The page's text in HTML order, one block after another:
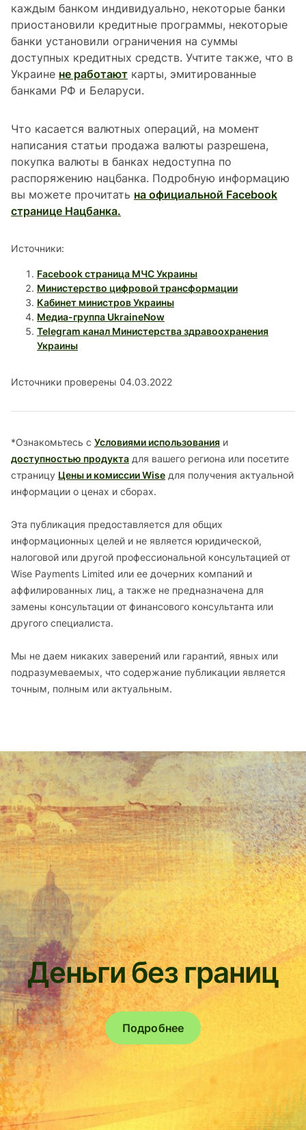
каждым банком индивидуально, некоторые банки
приостановили кредитные программы, некоторые
банки установили ограничения на суммы
доступных кредитных средств. Учтите также, что в
Украине не работают карты, эмитированные
банками РФ и Беларуси.
Что касается валютных операций, на момент
написания статьи продажа валюты разрешена,
покупка валюты в банках недоступна по
распоряжению нацбанка. Подробную информацию
вы можете прочитать на официальной Facebook
странице Нацбанка.
Источники:
Facebook страница МЧС Украины
Министерство цифровой трансформации
Кабинет министров Украины
Медиа-группа UkraineNow
Telegram канал Министерства здравоохранения
Украины
Источники проверены 04.03.2022
*Ознакомьтесь с Условиями использования и
доступностью продукта для вашего региона или посетите
страницу Цены и комиссии Wise для получения актуальной
информации о ценах и сборах.
Эта публикация предоставляется для общих
информационных целей и не является юридической,
налоговой или другой профессиональной консультацией от
Wise Payments Limited или ее дочерних компаний и
аффилированных лиц, а также не предназначена для
замены консультации от финансового консультанта или
другого специалиста.
Мы не даем никаких заверений или гарантий, явных или
подразумеваемых, что содержание публикации является
точным, полным или актуальным.
Деньги без границ
Подробнее